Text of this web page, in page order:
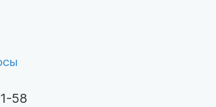
58